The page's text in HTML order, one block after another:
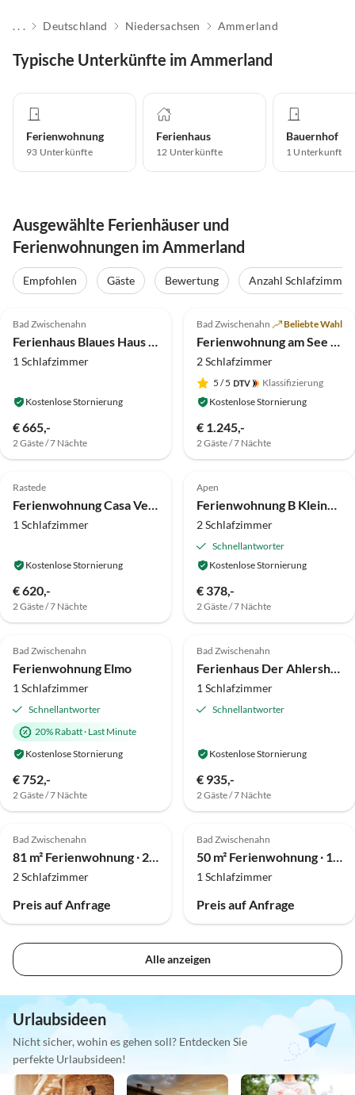
. . . Deutschland Niedersachsen Ammerland
Typische Unterkünfte im Ammerland
Ferienwohnung
93 Unterkünfte
Ferienhaus
12 Unterkünfte
Bauernhof
1 Unterkunft
Ausgewählte Ferienhäuser und
Ferienwohnungen im Ammerland
Empfohlen Gäste Bewertung Anzahl Schlafzimmer
Top-Inserat
Bad Zwischenahn
Ferienhaus Blaues Haus am Meer
1 Schlafzimmer
Kostenlose Stornierung
€ 665,-
2 Gäste / 7 Nächte
Bad Zwischenahn Beliebte Wahl
Ferienwohnung am See "Elodie"
2 Schlafzimmer
5 / 5
Klassifizierung
Kostenlose Stornierung
€ 1.245,-
2 Gäste / 7 Nächte
Super-Gastgeber
Top-Inserat
5.0 (13)
Rastede
Ferienwohnung Casa Verde
1 Schlafzimmer
Kostenlose Stornierung
€ 620,-
2 Gäste / 7 Nächte
4.9 (6)
Apen
Ferienwohnung B Kleine Residenz
2 Schlafzimmer
Schnellantworter
Kostenlose Stornierung
€ 378,-
2 Gäste / 7 Nächte
Top-Inserat
5.0 (3)
Bad Zwischenahn
Ferienwohnung Elmo
1 Schlafzimmer
Schnellantworter
20% Rabatt· Last Minute
Kostenlose Stornierung
€ 752,-
2 Gäste / 7 Nächte
Top-Inserat
5.0 (2)
Bad Zwischenahn
Ferienhaus Der Ahlershof - Spieker
1 Schlafzimmer
Schnellantworter
Kostenlose Stornierung
€ 935,-
2 Gäste / 7 Nächte
Bad Zwischenahn
81 m² Ferienwohnung ∙ 2 Schlafzimmer ∙ 4 Gäste
2 Schlafzimmer
Preis auf Anfrage
Bad Zwischenahn
50 m² Ferienwohnung ∙ 1 Schlafzimmer ∙ 2 Gäste
1 Schlafzimmer
Preis auf Anfrage
Alle anzeigen
Urlaubsideen
Nicht sicher, wohin es gehen soll? Entdecken Sie
perfekte Urlaubsideen!